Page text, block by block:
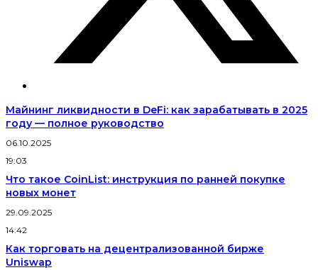
Майнинг ликвидности в DeFi: как зарабатывать в 2025
году — полное руководство
06.10.2025
19:03
Что такое CoinList: инструкция по ранней покупке
новых монет
29.09.2025
14:42
Как торговать на децентрализованной бирже
Uniswap